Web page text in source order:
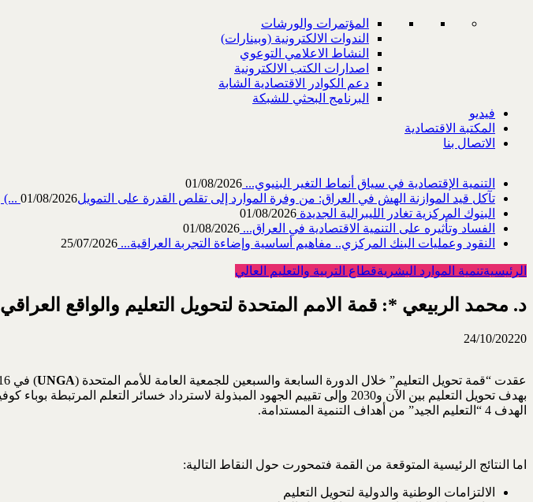
المؤتمرات والورشات
الندوات الالكترونية (وبينارات)
النشاط الاعلامي التوعوي
اصدارات الكتب الالكترونية
دعم الكوادر الاقتصادية الشابة
البرنامج البحثي للشبكة
فيديو
المكتبة الاقتصادية
الاتصال بنا
التنمية الإقتصادية في سياق أنماط التغير البنيوي... 01/08/2026
تآكل قيد الموازنة الهش في العراق: من وفرة الموارد إلى تقلص القدرة على التمويل‎ (...01/08/2026
البنوك المركزية تغادر الليبرالية الجديدة 01/08/2026
الفساد وتأثيره على التنمية الاقتصادية في العراق... 01/08/2026
النقود وعمليات البنك المركزي.. مفاهيم أساسية وإضاءة التجربة العراقية... 25/07/2026
الرئيسيةتنمية الموارد البشريةقطاع التربية والتعليم العالي
د. محمد الربيعي *: قمة الامم المتحدة لتحويل التعليم والواقع العراقي
24/10/20220
عقدت “قمة تحويل التعليم” خلال الدورة السابعة والسبعين للجمعية العامة للأمم المتحدة (UNGA
الهدف 4 “التعليم الجيد” من أهداف التنمية المستدامة.
اما النتائج الرئيسية المتوقعة من القمة فتمحورت حول النقاط التالية:
الالتزامات الوطنية والدولية لتحويل التعليم